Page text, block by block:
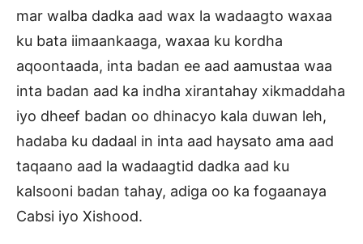
mar walba dadka aad wax la wadaagto waxaa
ku bata iimaankaaga, waxaa ku kordha
aqoontaada, inta badan ee aad aamustaa waa
inta badan aad ka indha xirantahay xikmaddaha
iyo dheef badan oo dhinacyo kala duwan leh,
hadaba ku dadaal in inta aad haysato ama aad
taqaano aad la wadaagtid dadka aad ku
kalsooni badan tahay, adiga oo ka fogaanaya
Cabsi iyo Xishood.